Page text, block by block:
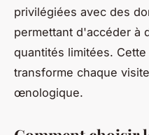
privilégiées avec des
permettant d'accéder à
quantités limitées.
transforme chaque
œnologique.